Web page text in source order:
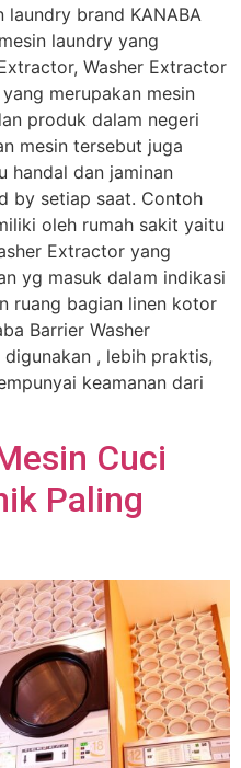
brand KANABA
laundry yang
Washer Extractor
merupakan mesin
produk dalam negeri
mesin tersebut juga
handal dan jaminan
by setiap saat. Contoh
oleh rumah sakit yaitu
Extractor yang
yg masuk dalam indikasi
ruang bagian linen kotor
Barrier Washer
, lebih praktis,
keamanan dari
Cuci
Paling